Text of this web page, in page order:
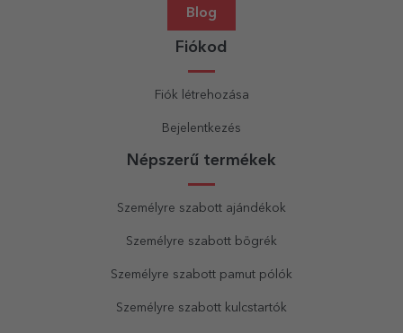
Blog
Fiókod
Fiók létrehozása
Bejelentkezés
Népszerű termékek
Személyre szabott ajándékok
Személyre szabott bögrék
Személyre szabott pamut pólók
Személyre szabott kulcstartók